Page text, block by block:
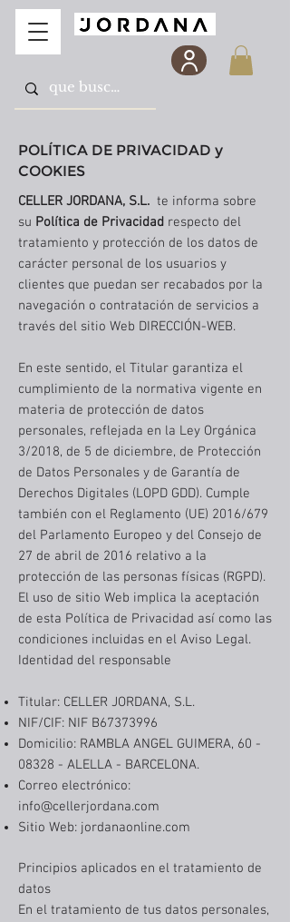
POLÍTICA DE PRIVACIDAD y
COOKIES
CELLER JORDANA, S.L. te informa sobre
su Política de Privacidad respecto del
tratamiento y protección de los datos de
carácter personal de los usuarios y
clientes que puedan ser recabados por la
navegación o contratación de servicios a
través del sitio Web DIRECCIÓN-WEB.
En este sentido, el Titular garantiza el
cumplimiento de la normativa vigente en
materia de protección de datos
personales, reflejada en la Ley Orgánica
3/2018, de 5 de diciembre, de Protección
de Datos Personales y de Garantía de
Derechos Digitales (LOPD GDD). Cumple
también con el Reglamento (UE) 2016/679
del Parlamento Europeo y del Consejo de
27 de abril de 2016 relativo a la
protección de las personas físicas (RGPD).
El uso de sitio Web implica la aceptación
de esta Política de Privacidad así como las
condiciones incluidas en el Aviso Legal.
Identidad del responsable
Titular: CELLER JORDANA, S.L.
NIF/CIF: NIF B67373996
Domicilio: RAMBLA ANGEL GUIMERA, 60 -
08328 - ALELLA - BARCELONA.
Correo electrónico:
info@cellerjordana.com
Sitio Web: jordanaonline.com
Principios aplicados en el tratamiento de
datos
En el tratamiento de tus datos personales,